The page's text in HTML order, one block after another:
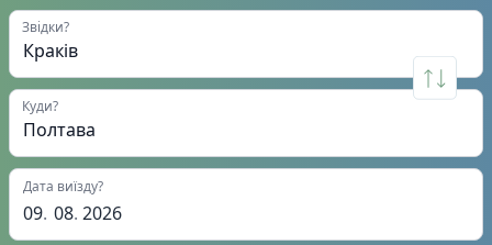
Звідки?
Куди?
Дата виїзду?
09. 08. 2026